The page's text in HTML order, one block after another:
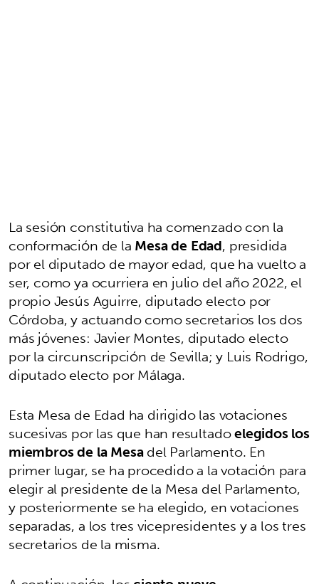
La sesión constitutiva ha comenzado con la
conformación de laMesa de Edad, presidida
por el diputado de mayor edad, que ha vuelto a
ser, como ya ocurriera en julio del año 2022, el
propio Jesús Aguirre, diputado electo por
Córdoba, y actuando como secretarios los dos
más jóvenes: Javier Montes, diputado electo
por la circunscripción de Sevilla; y Luis Rodrigo,
diputado electo por Málaga.
Esta Mesa de Edad ha dirigido las votaciones
sucesivas por las que han resultadoelegidos los
miembros de la Mesadel Parlamento. En
primer lugar, se ha procedido a la votación para
elegir al presidente de la Mesa del Parlamento,
y posteriormente se ha elegido, en votaciones
separadas, a los tres vicepresidentes y a los tres
secretarios de la misma.